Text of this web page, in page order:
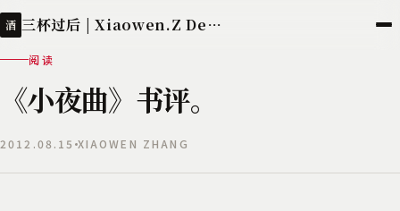
酒 三杯过后 | Xiaowen.Z Deployed
阅读
《小夜曲》书评。
2012.08.15 XIAOWEN ZHANG